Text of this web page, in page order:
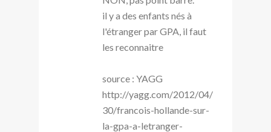
il y a des enfants nés à
l'étranger par GPA, il faut
les reconnaitre
source : YAGG
http://yagg.com/2012/04/
30/francois-hollande-sur-
la-gpa-a-letranger-